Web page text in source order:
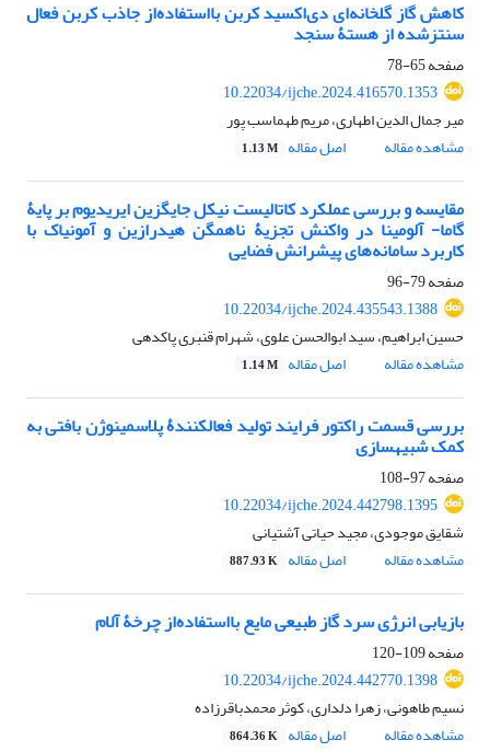
کاهش گاز گلخانه‌ای دی‌اکسید کربن بااستفاده‌از جاذب کربن فعال
سنتزشده از هستۀ سنجد
صفحه65-78
10.22034/ijche.2024.416570.1353
میر جمال الدین اطهاری، مریم طهماسب پور
مشاهده مقاله
اصل مقاله 1.13 M
مقایسه و بررسی عملکرد کاتالیست نیکل جایگزین ایریدیوم بر پایۀ
گاما- آلومینا در واکنش تجزیۀ ناهمگن هیدرازین و آمونیاک با
کاربرد سامانه‌های پیشرانش فضایی
صفحه79-96
10.22034/ijche.2024.435543.1388
حسین ابراهیم، سید ابوالحسن علوی، شهرام قنبری پاکدهی
مشاهده مقاله
اصل مقاله 1.14 M
بررسی قسمت راکتور فرایند تولید فعالکنندۀ پلاسمینوژن بافتی به
کمک شبیهسازی
صفحه97-108
10.22034/ijche.2024.442798.1395
شقایق موجودی، مجید حیاتی آشتیانی
مشاهده مقاله
اصل مقاله 887.93 K
بازیابی انرژی سرد گاز طبیعی مایع بااستفاده‌از چرخۀ آلام
صفحه109-120
10.22034/ijche.2024.442770.1398
نسیم طاهونی، زهرا دلداری، کوثر محمدباقرزاده
مشاهده مقاله
اصل مقاله 864.36 K